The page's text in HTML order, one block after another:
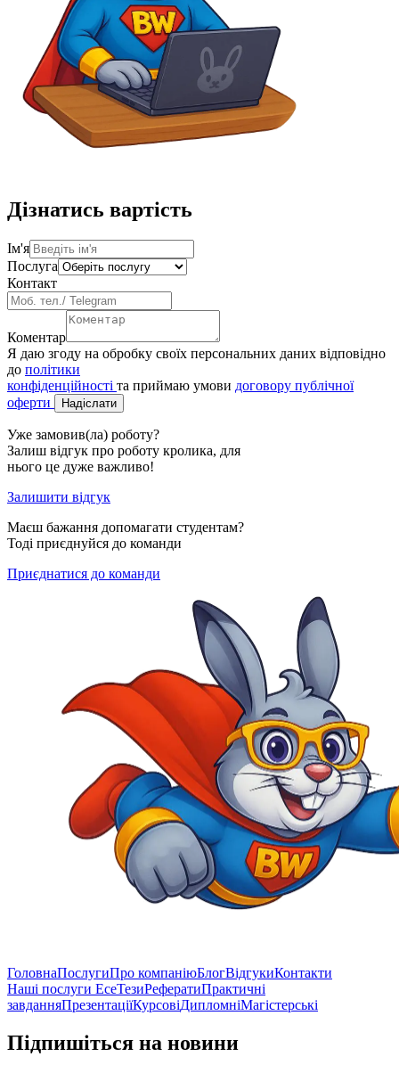
Дізнатись вартість
Ім'я
Послуга
Контакт
Коментар
Я даю згоду на обробку своїх персональних даних відповідно
до політики
конфіденційності та приймаю умови договору публічної
оферти
Надіслати
Уже замовив(ла) роботу?
Залиш відгук про роботу кролика, для
нього це дуже важливо!
Залишити відгук
Маєш бажання допомагати студентам?
Тоді приєднуйся до команди
Приєднатися до команди
ГоловнаПослугиПро компаніюБлогВідгукиКонтакти
Наші послуги ЕсеТезиРефератиПрактичні
завданняПрезентаціїКурсовіДипломніМагістерські
Підпишіться на новини